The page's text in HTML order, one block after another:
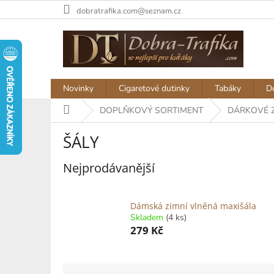
na
dobratrafika.com@seznam.cz
Novinky Cigaretové dutinky Tabáky
Domů DOPLŇKOVÝ SORTIMENT DÁRKOVÉ
ŠÁLY
Nejprodávanější
Dámská zimní vlněná maxišála
Skladem (4 ks)
279 Kč